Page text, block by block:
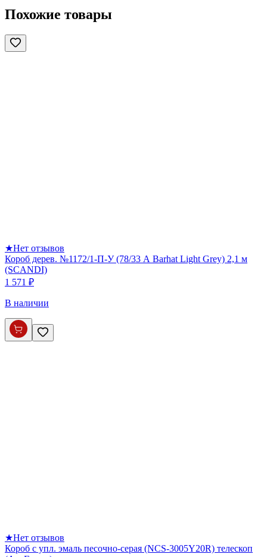
Похожие товары
★Нет отзывов
Короб дерев. №1172/1-П-У (78/33 А Barhat Light Grey) 2,1 м
(SCANDI)
1 571 ₽
В наличии
★Нет отзывов
Короб с упл. эмаль песочно-серая (NCS-3005Y20R) телескоп